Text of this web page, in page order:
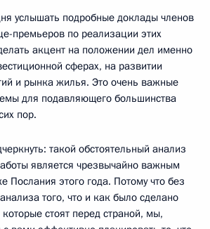
услышать подробные доклады членов
премьеров по реализации этих
акцент на положении дел именно
сферах, на развитии
и рынка жилья. Это очень важные
для подавляющего большинства
пор.
такой обстоятельный анализ
является чрезвычайно важным
Послания этого года. Потому что без
того, что и как было сделано
стоят перед страной, мы,